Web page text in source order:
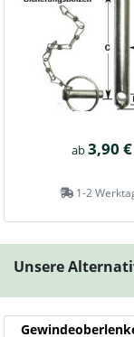
ab3,90 €
1-2
Unsere